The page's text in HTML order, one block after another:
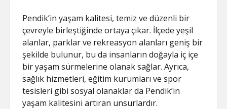
Pendik’in yaşam kalitesi, temiz ve düzenli bir
çevreyle birleştiğinde ortaya çıkar. İlçede yeşil
alanlar, parklar ve rekreasyon alanları geniş bir
şekilde bulunur, bu da insanların doğayla iç içe
bir yaşam sürmelerine olanak sağlar. Ayrıca,
sağlık hizmetleri, eğitim kurumları ve spor
tesisleri gibi sosyal olanaklar da Pendik’in
yaşam kalitesini artıran unsurlardır.